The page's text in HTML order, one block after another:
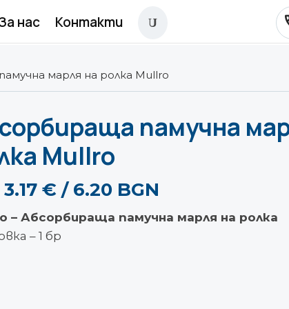
нас Контакти U
марля на ролка Mullro
памучна
Mullro
3.17€ / 6.20 BGN
– Абсорбираща памучна марля на ролка
– 1 бр